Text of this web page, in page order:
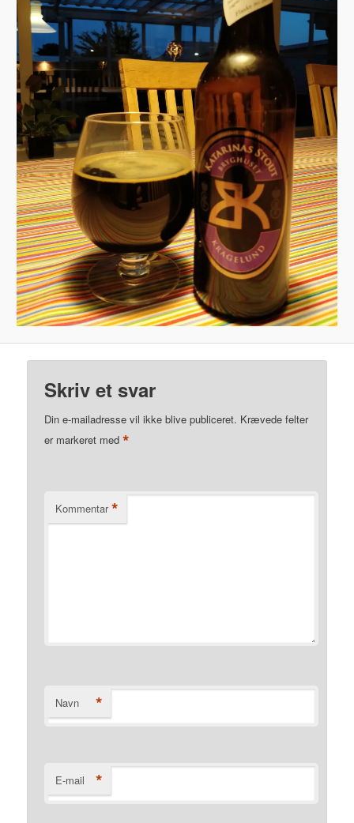
Skriv et svar
Din e-mailadresse vil ikke blive publiceret. Krævede felter
er markeret med*
Kommentar *
Navn *
E-mail *